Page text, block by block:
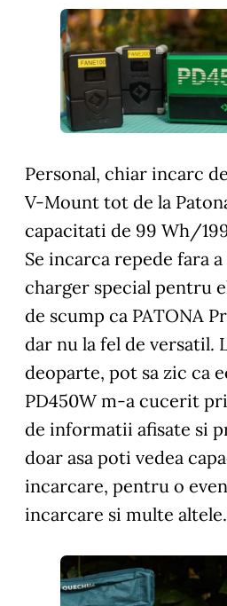
Personal, chiar incarc
V-Mount tot de la
capacitati de 99 Wh/
Se incarca repede fara
charger special pentru
de scump ca PATONA
dar nu la fel de versatil.
deoparte, pot sa zic ca
PD450W m-a cucerit
de informatii afisate si
doar asa poti vedea
incarcare, pentru o
incarcare si multe altele.